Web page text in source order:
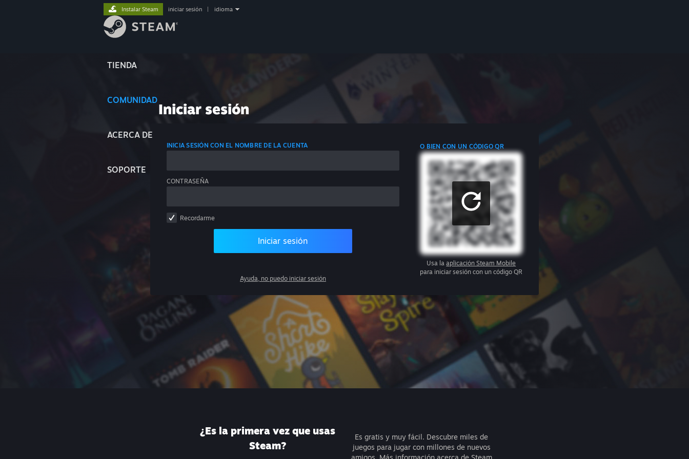
TIENDA
COMUNIDAD
ACERCA DE
SOPORTE
Instalar Steam iniciar sesión idioma
Iniciar sesión
INICIA SESIÓN CON EL NOMBRE DE LA CUENTA
CONTRASEÑA
Recordarme
Iniciar sesión
Ayuda, no puedo iniciar sesión
O BIEN CON UN CÓDIGO QR
Usa laaplicación Steam Mobile
para iniciar sesión con un código QR
¿Es la primera vez que usas
Steam?
Es gratis y muy fácil. Descubre miles de
juegos para jugar con millones de nuevos
amigos. Más información acerca de Steam